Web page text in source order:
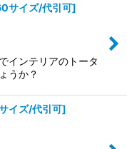
サイズ/代引可]
インテリアのトータ
うか？
イズ/代引可]